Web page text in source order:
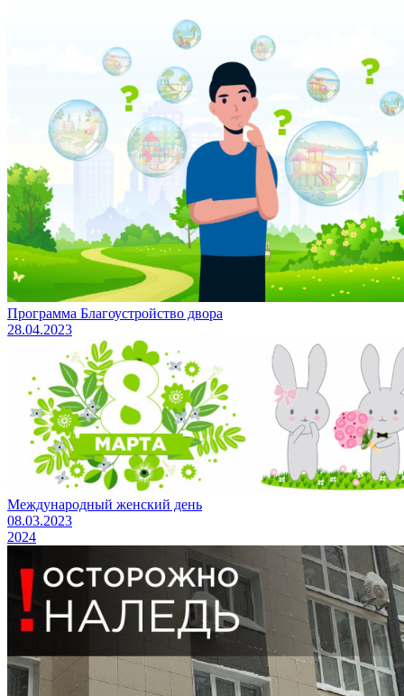
Программа Благоустройство двора
28.04.2023
Международный женский день
08.03.2023
2024